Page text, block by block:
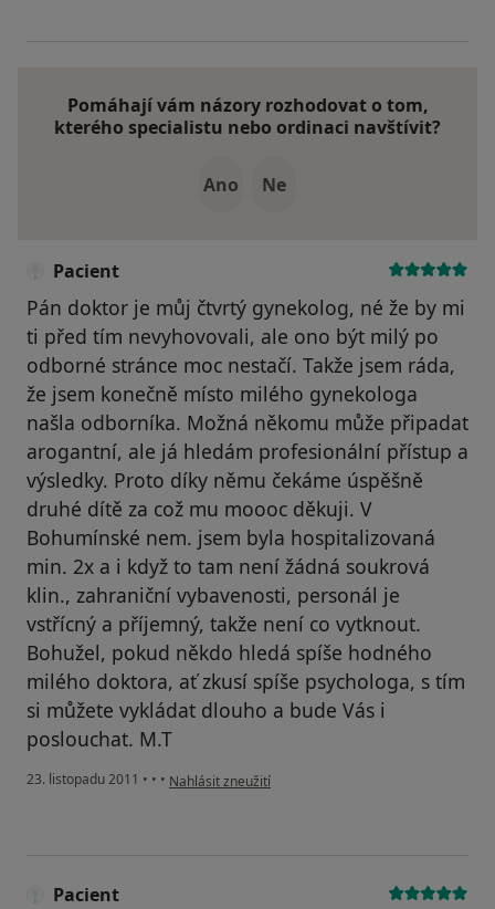
Pomáhají vám názory rozhodovat o tom,
kterého specialistu nebo ordinaci navštívit?
Ano Ne
Pacient
Pán doktor je můj čtvrtý gynekolog, né že by mi
ti před tím nevyhovovali, ale ono být milý po
odborné stránce moc nestačí. Takže jsem ráda,
že jsem konečně místo milého gynekologa
našla odborníka. Možná někomu může připadat
arogantní, ale já hledám profesionální přístup a
výsledky. Proto díky němu čekáme úspěšně
druhé dítě za což mu moooc děkuji. V
Bohumínské nem. jsem byla hospitalizovaná
min. 2x a i když to tam není žádná soukrová
klin., zahraniční vybavenosti, personál je
vstřícný a příjemný, takže není co vytknout.
Bohužel, pokud někdo hledá spíše hodného
milého doktora, ať zkusí spíše psychologa, s tím
si můžete vykládat dlouho a bude Vás i
poslouchat. M.T
23. listopadu 2011 • • • podle názoru uživatele Pacient
Nahlásit zneužití
Pacient